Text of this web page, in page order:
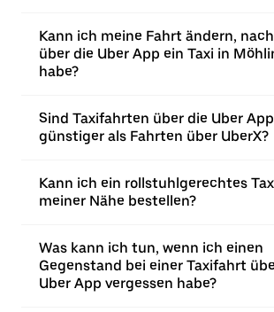
Kann ich meine Fahrt ändern,
über die Uber App ein Taxi in
habe?
Sind Taxifahrten über die Uber App
günstiger als Fahrten über UberX?
Kann ich ein rollstuhlgerechtes
meiner Nähe bestellen?
Was kann ich tun, wenn ich einen
Gegenstand bei einer Taxifahrt
Uber App vergessen habe?